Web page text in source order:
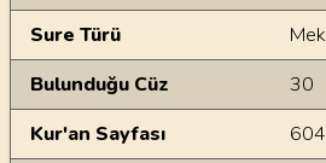
Sure Türü
Bulunduğu Cüz
30
Kur'an Sayfası
604